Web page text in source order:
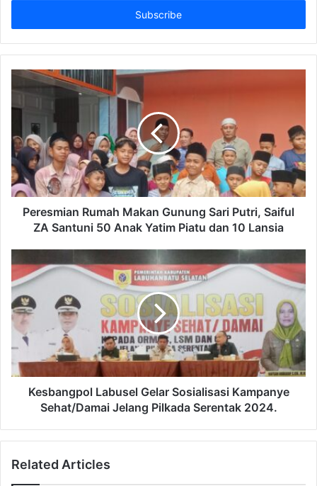
Peresmian Rumah Makan Gunung Sari Putri, Saiful
ZA Santuni 50 Anak Yatim Piatu dan 10 Lansia
Kesbangpol Labusel Gelar Sosialisasi Kampanye
Sehat/Damai Jelang Pilkada Serentak 2024.
Related Articles